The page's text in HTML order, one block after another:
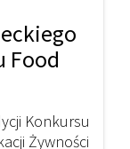
Food
Konkursu
Żywności